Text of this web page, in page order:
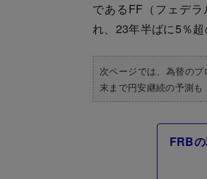
であるFF（フェデ
れ、23年半ばに5％超
次ページでは、為替の
末まで円安継続の予測も
FRB